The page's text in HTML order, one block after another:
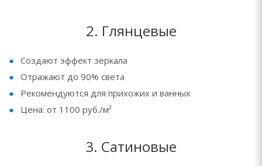
2. Глянцевые
Создают эффект зеркала
Отражают до 90% света
Рекомендуются для прихожих и ванных
Цена: от 1100 руб./м²
3. Сатиновые